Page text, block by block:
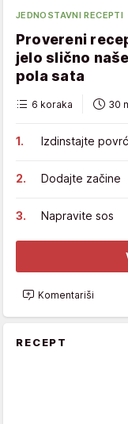
JEDNOSTAVNI RECEPTI
Provereni
jelo slično
pola sata
6 koraka 30
Izdinstajte
Dodajte začine
Napravite sos
Komentariši
RECEPT